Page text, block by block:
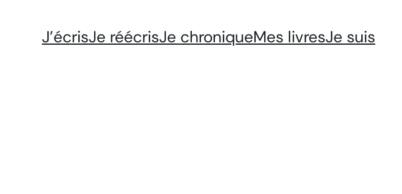
J’écrisJe réécrisJe chroniqueMes livresJe suis